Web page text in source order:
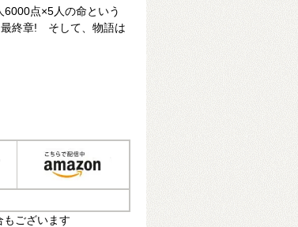
点×5人の命という
最終章! そして、物語は
ございます